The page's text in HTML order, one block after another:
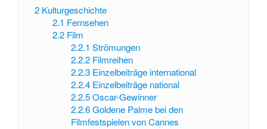
2 Kulturgeschichte
2.1 Fernsehen
2.2 Film
2.2.1 Strömungen
2.2.2 Filmreihen
2.2.3 Einzelbeiträge international
2.2.4 Einzelbeiträge national
2.2.5 Oscar-Gewinner
2.2.6 Goldene Palme bei den
Filmfestspielen von Cannes